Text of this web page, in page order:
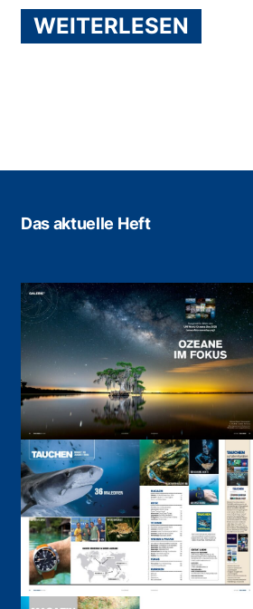
WEITERLESEN
Das aktuelle Heft